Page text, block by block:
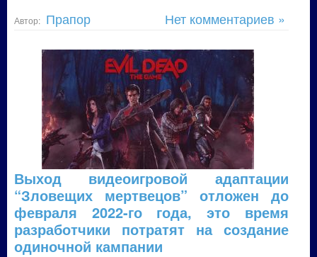
Автор: Прапор Нет комментариев »
Выход видеоигровой адаптации
“Зловещих мертвецов” отложен до
февраля 2022-го года, это время
разработчики потратят на создание
одиночной кампании